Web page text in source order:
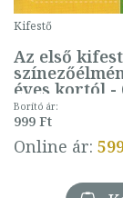
Kifestő
Az első
éves kortól -
mintával
Borító ár:
999 Ft
Online ár: